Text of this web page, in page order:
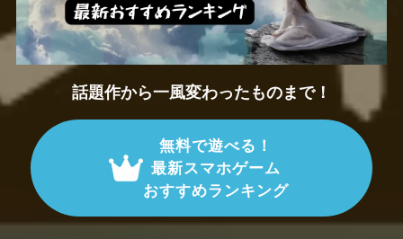
話題作から一風変わったものまで！
無料で遊べる！
最新スマホゲーム
おすすめランキング